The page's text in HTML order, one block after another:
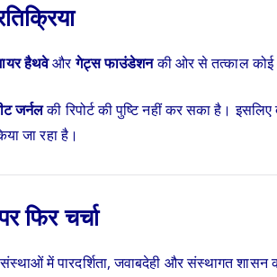
हैथवेऔरगेट्स फाउंडेशनकी ओर से तत्काल कोई
जर्नलकी रिपोर्ट की पुष्टि नहीं कर सका है।
जा रहा है।
फिर चर्चा
में पारदर्शिता, जवाबदेही और संस्थागत